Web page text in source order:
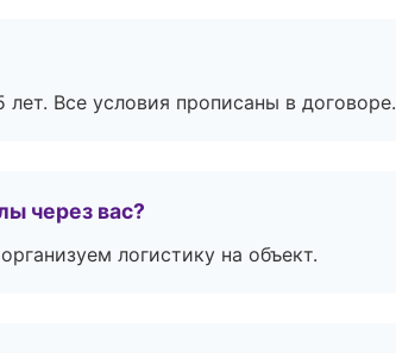
Все условия прописаны в договоре.
через вас?
логистику на объект.